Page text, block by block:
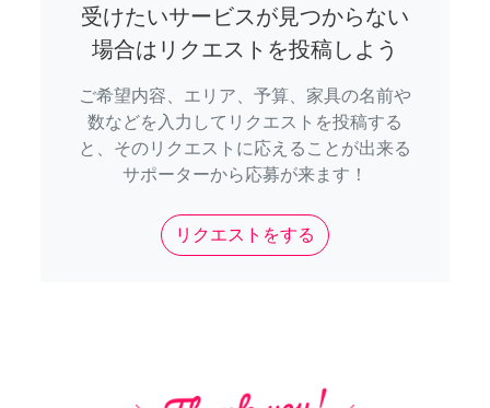
受けたいサービスが見つからない
場合はリクエストを投稿しよう
ご希望内容、エリア、予算、家具の名前や
数などを入力してリクエストを投稿する
と、そのリクエストに応えることが出来る
サポーターから応募が来ます！
リクエストをする